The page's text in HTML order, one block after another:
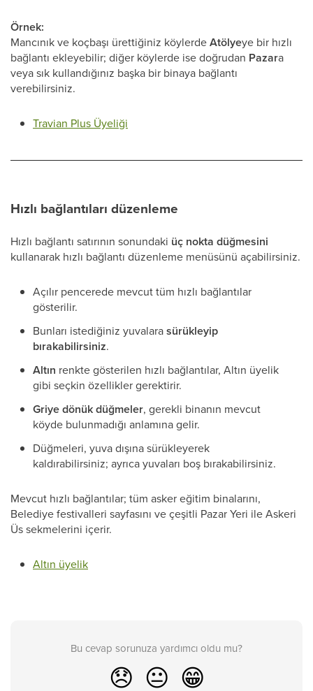
Örnek:
Mancınık ve koçbaşı ürettiğiniz köylerdeAtölyeye bir hızlı
bağlantı ekleyebilir; diğer köylerde ise doğrudan Pazara
veya sık kullandığınız başka bir binaya bağlantı
verebilirsiniz.
Travian Plus Üyeliği
Hızlı bağlantıları düzenleme
Hızlı bağlantı satırının sonundaki üç nokta düğmesini
kullanarak hızlı bağlantı düzenleme menüsünü açabilirsiniz.
Açılır pencerede mevcut tüm hızlı bağlantılar
gösterilir.
Bunları istediğiniz yuvalarasürükleyip
bırakabilirsiniz.
Altın renkte gösterilen hızlı bağlantılar, Altın üyelik
gibi seçkin özellikler gerektirir.
Griye dönük düğmeler, gerekli binanın mevcut
köyde bulunmadığı anlamına gelir.
Düğmeleri, yuva dışına sürükleyerek
kaldırabilirsiniz; ayrıca yuvaları boş bırakabilirsiniz.
Mevcut hızlı bağlantılar; tüm asker eğitim binalarını,
Belediye festivalleri sayfasını ve çeşitli Pazar Yeri ile Askeri
Üs sekmelerini içerir.
Altın üyelik
Bu cevap sorunuza yardımcı oldu mu?
😞 😐 😁